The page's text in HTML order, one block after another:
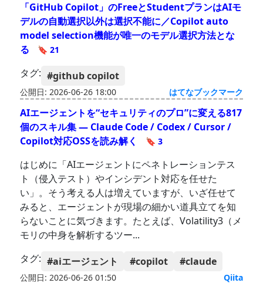
「GitHub Copilot」のFreeとStudentプランはAIモ
デルの自動選択以外は選択不能に／Copilot auto
model selection機能が唯一のモデル選択方法とな
る
🔖 21
タグ: #github copilot
公開日: 2026-06-26 18:00 はてなブックマーク
AIエージェントを“セキュリティのプロ”に変える817
個のスキル集 — Claude Code / Codex / Cursor /
Copilot対応OSSを読み解く
🔖 3
はじめに「AIエージェントにペネトレーションテス
ト（侵入テスト）やインシデント対応を任せた
い」。そう考える人は増えていますが、いざ任せて
みると、エージェントが現場の細かい道具立てを知
らないことに気づきます。たとえば、Volatility3（メ
モリの中身を解析するツー...
タグ: #aiエージェント #copilot #claude
公開日: 2026-06-26 01:50 Qiita